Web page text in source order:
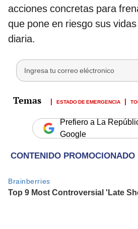
acciones concretas para
que pone en riesgo sus
diaria.
ESTADO DE EMERGENCIA
Prefiero a La
Google